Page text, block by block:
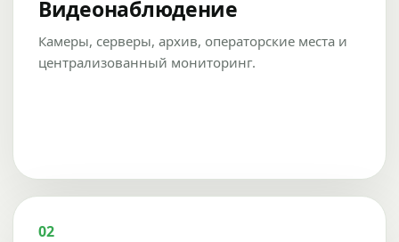
Видеонаблюдение
Камеры, серверы, архив, операторские места и
централизованный мониторинг.
02